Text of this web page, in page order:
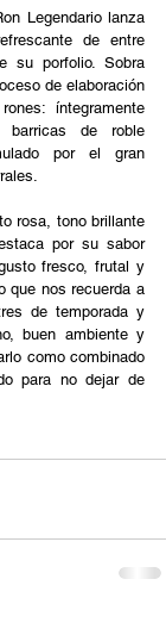
Legendario lanza
de entre
su porfolio. Sobra
de elaboración
íntegramente
de roble
por el gran
rosa, tono brillante
por su sabor
fresco, frutal y
que nos recuerda a
de temporada y
buen ambiente y
como combinado
para no dejar de